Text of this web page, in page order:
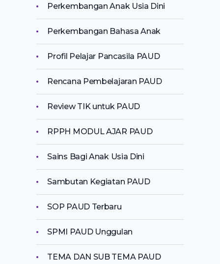
Perkembangan Anak Usia Dini
Perkembangan Bahasa Anak
Profil Pelajar Pancasila PAUD
Rencana Pembelajaran PAUD
Review TIK untuk PAUD
RPPH MODUL AJAR PAUD
Sains Bagi Anak Usia Dini
Sambutan Kegiatan PAUD
SOP PAUD Terbaru
SPMI PAUD Unggulan
TEMA DAN SUB TEMA PAUD